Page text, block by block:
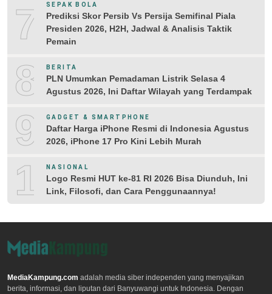
7 SEPAK BOLA
Prediksi Skor Persib Vs Persija Semifinal Piala
Presiden 2026, H2H, Jadwal & Analisis Taktik
Pemain
8 BERITA
PLN Umumkan Pemadaman Listrik Selasa 4
Agustus 2026, Ini Daftar Wilayah yang Terdampak
9 GADGET & SMARTPHONE
Daftar Harga iPhone Resmi di Indonesia Agustus
2026, iPhone 17 Pro Kini Lebih Murah
10NASIONAL
Logo Resmi HUT ke-81 RI 2026 Bisa Diunduh, Ini
Link, Filosofi, dan Cara Penggunaannya!
MediaKampung.com adalah media siber independen yang menyajikan
berita, informasi, dan liputan dari Banyuwangi untuk Indonesia. Dengan